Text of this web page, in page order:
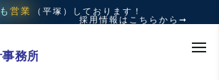
営業 （平塚）
しております！
採用情報はこちらから➞